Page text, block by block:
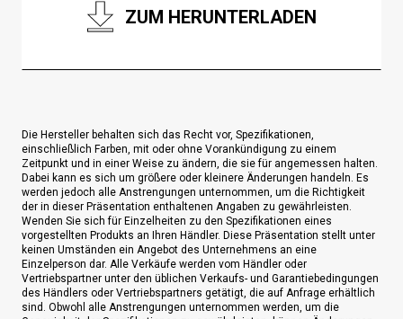
ZUM HERUNTERLADEN
Die Hersteller behalten sich das Recht vor, Spezifikationen,
einschließlich Farben, mit oder ohne Vorankündigung zu einem
Zeitpunkt und in einer Weise zu ändern, die sie für angemessen halten.
Dabei kann es sich um größere oder kleinere Änderungen handeln. Es
werden jedoch alle Anstrengungen unternommen, um die Richtigkeit
der in dieser Präsentation enthaltenen Angaben zu gewährleisten.
Wenden Sie sich für Einzelheiten zu den Spezifikationen eines
vorgestellten Produkts an Ihren Händler. Diese Präsentation stellt unter
keinen Umständen ein Angebot des Unternehmens an eine
Einzelperson dar. Alle Verkäufe werden vom Händler oder
Vertriebspartner unter den üblichen Verkaufs- und Garantiebedingungen
des Händlers oder Vertriebspartners getätigt, die auf Anfrage erhältlich
sind. Obwohl alle Anstrengungen unternommen werden, um die